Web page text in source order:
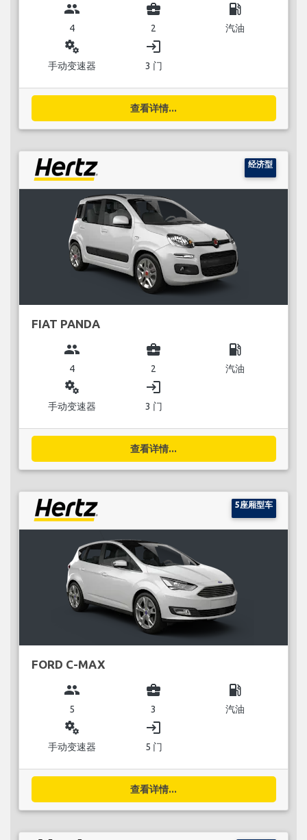
group
4
business_center
2
local_gas_station
汽油
miscellaneous_services
手动变速器
login
3 门
查看详情...
经济型
FIAT PANDA
group
4
business_center
2
local_gas_station
汽油
miscellaneous_services
手动变速器
login
3 门
查看详情...
5座厢型车
FORD C-MAX
group
5
business_center
3
local_gas_station
汽油
miscellaneous_services
手动变速器
login
5 门
查看详情...